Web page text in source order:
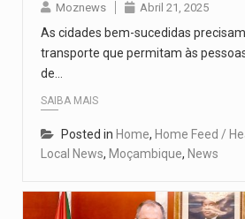
Moznews Abril 21, 2025
As cidades bem-sucedidas
transporte que permitam às
de…
SAIBA MAIS
Posted in Home, Home Feed /
Local News, Moçambique, News